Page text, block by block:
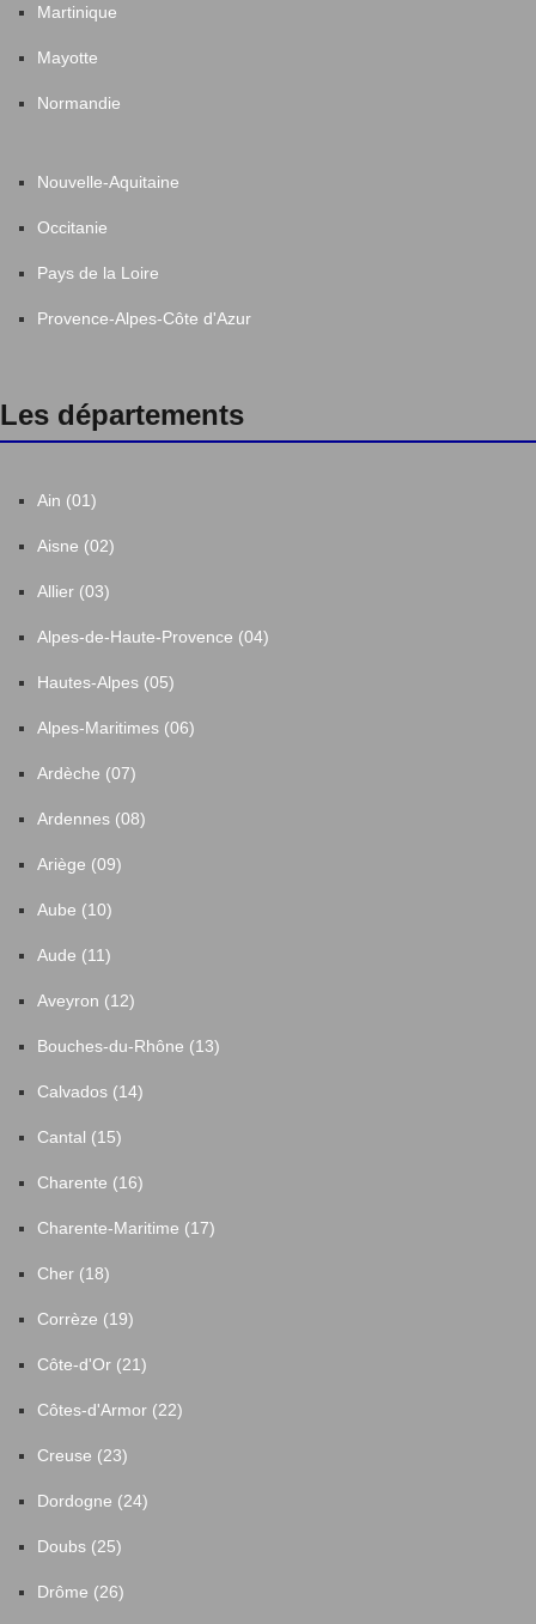
Martinique
Mayotte
Normandie
Nouvelle-Aquitaine
Occitanie
Pays de la Loire
Provence-Alpes-Côte d'Azur
Les départements
Ain (01)
Aisne (02)
Allier (03)
Alpes-de-Haute-Provence (04)
Hautes-Alpes (05)
Alpes-Maritimes (06)
Ardèche (07)
Ardennes (08)
Ariège (09)
Aube (10)
Aude (11)
Aveyron (12)
Bouches-du-Rhône (13)
Calvados (14)
Cantal (15)
Charente (16)
Charente-Maritime (17)
Cher (18)
Corrèze (19)
Côte-d'Or (21)
Côtes-d'Armor (22)
Creuse (23)
Dordogne (24)
Doubs (25)
Drôme (26)